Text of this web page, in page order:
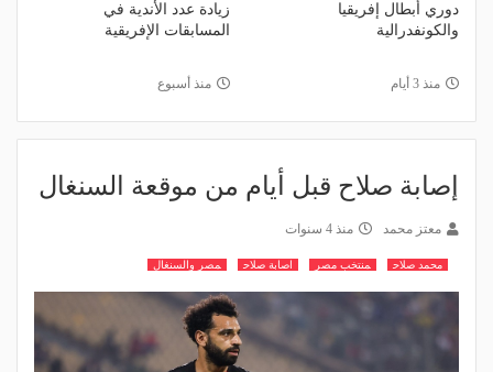
دوري أبطال إفريقيا
والكونفدرالية
منذ 3 أيام
زيادة عدد الأندية في
المسابقات الإفريقية
منذ أسبوع
إصابة صلاح قبل أيام من موقعة السنغال
معتز محمد منذ 4 سنوات
محمد صلاح منتخب مصر اصابة صلاح مصر والسنغال